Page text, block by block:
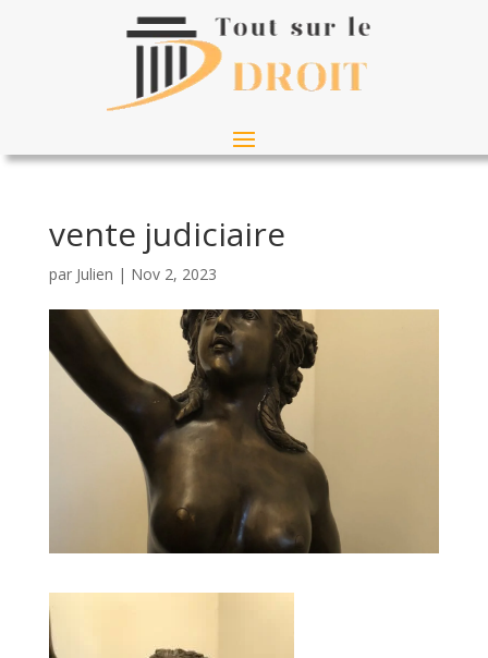
vente judiciaire
par Julien | Nov 2, 2023